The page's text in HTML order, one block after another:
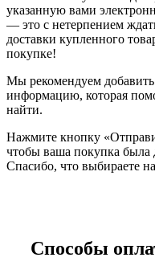
указанную вами
— это с нетерпением
доставки купленного
покупке!
Мы рекомендуем
информацию, которая
найти.
Нажмите кнопку
чтобы ваша покупка была
Спасибо, что выбираете
Способы